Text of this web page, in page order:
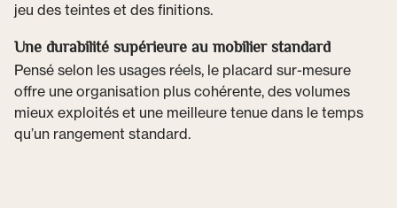
jeu des teintes et des finitions.
Une durabilité supérieure au mobilier standard
Pensé selon les usages réels, le placard sur-mesure
offre une organisation plus cohérente, des volumes
mieux exploités et une meilleure tenue dans le temps
qu’un rangement standard.